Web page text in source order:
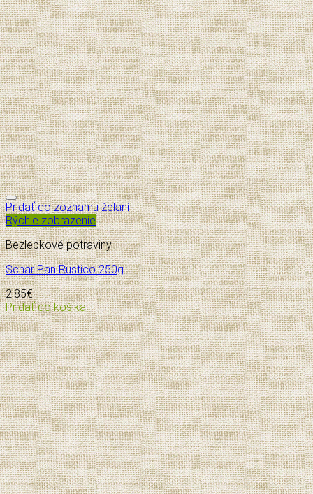
Pridať do zoznamu želaní
Rýchle zobrazenie
Bezlepkové potraviny
Schär Pan Rustico 250g
2.85€
Pridať do košíka